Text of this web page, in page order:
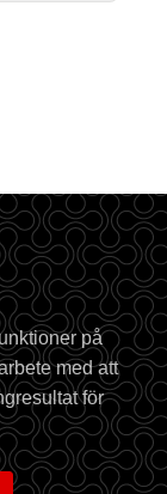
på
med att
för